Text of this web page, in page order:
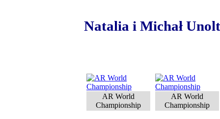
Natalia i Michał
AR World
Championship
AR World
Championship